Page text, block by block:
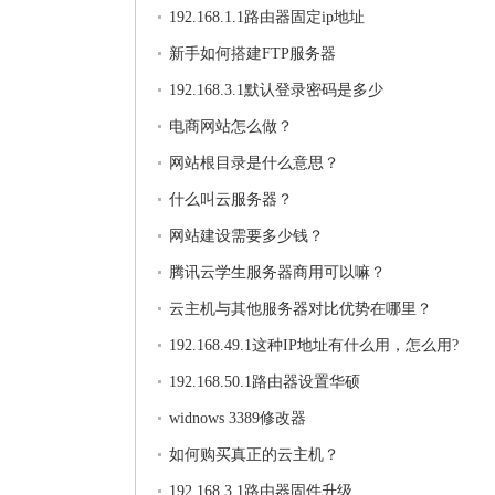
192.168.1.1路由器固定ip地址
新手如何搭建FTP服务器
192.168.3.1默认登录密码是多少
电商网站怎么做？
网站根目录是什么意思？
什么叫云服务器？
网站建设需要多少钱？
腾讯云学生服务器商用可以嘛？
云主机与其他服务器对比优势在哪里？
192.168.49.1这种IP地址有什么用，怎么用?
192.168.50.1路由器设置华硕
widnows 3389修改器
如何购买真正的云主机？
192.168.3.1路由器固件升级